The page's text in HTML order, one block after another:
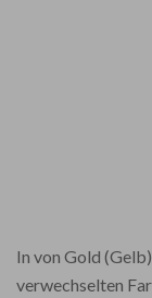
In von Gold
verwechselten